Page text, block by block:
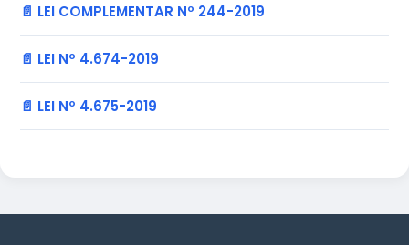
📄 LEI COMPLEMENTAR Nº 244-2019
📄 LEI Nº 4.674-2019
📄 LEI Nº 4.675-2019